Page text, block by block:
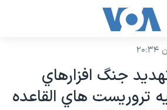
تهديد جنگ افزارهاي
تروريست هاي القاعده